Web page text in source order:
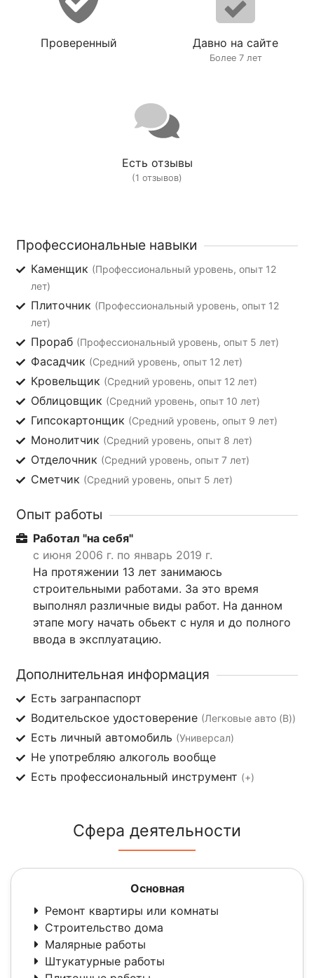
Проверенный Давно на сайте
Более 7 лет
Есть отзывы
(1 отзывов)
Профессиональные навыки
Каменщик (Профессиональный уровень, опыт 12
лет)
Плиточник (Профессиональный уровень, опыт 12
лет)
Прораб (Профессиональный уровень, опыт 5 лет)
Фасадчик (Средний уровень, опыт 12 лет)
Кровельщик (Средний уровень, опыт 12 лет)
Облицовщик (Средний уровень, опыт 10 лет)
Гипсокартонщик (Средний уровень, опыт 9 лет)
Монолитчик (Средний уровень, опыт 8 лет)
Отделочник (Средний уровень, опыт 7 лет)
Сметчик (Средний уровень, опыт 5 лет)
Опыт работы
Работал "на себя"
с июня 2006 г. по январь 2019 г.
На протяжении 13 лет занимаюсь
строительными работами. За это время
выполнял различные виды работ. На данном
этапе могу начать обьект с нуля и до полного
ввода в эксплуатацию.
Дополнительная информация
Есть загранпаспорт
Водительское удостоверение (Легковые авто (B))
Есть личный автомобиль (Универсал)
Не употребляю алкоголь вообще
Есть профессиональный инструмент (+)
Сфера деятельности
Основная
Ремонт квартиры или комнаты
Строительство дома
Малярные работы
Штукатурные работы